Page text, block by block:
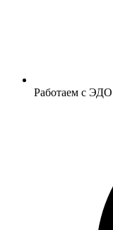
Работаем с ЭДО